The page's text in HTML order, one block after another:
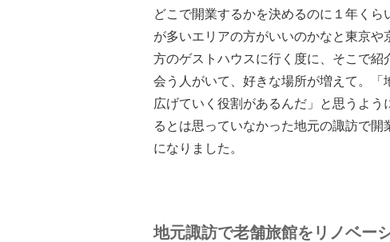
どこで開業するかを決めるのに１年く
が多いエリアの方がいいのかなと東京
方のゲストハウスに行く度に、そこで紹
会う人がいて、好きな場所が増えて。「
広げていく役割があるんだ」と思うよ
るとは思っていなかった地元の諏訪で開
になりました。
地元諏訪で老舗旅館をリノベー